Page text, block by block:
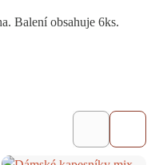
Balení obsahuje 6ks.